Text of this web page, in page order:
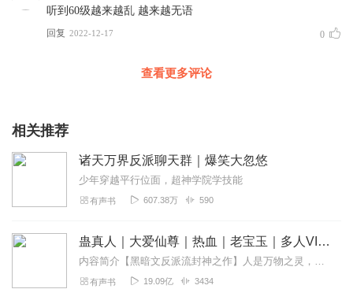
听到60级越来越乱 越来越无语
回复 2022-12-17 0
查看更多评论
相关推荐
诸天万界反派聊天群｜爆笑大忽悠
少年穿越平行位面，超神学院学技能
有声书 607.38万 590
蛊真人｜大爱仙尊｜热血｜老宝玉｜多人VIP免费有声剧
内容简介【黑暗文反派流封神之作】人是万物之灵，蛊是天地真精。一个穿越者不断重生的故事。一个养蛊、炼蛊、用蛊的奇特世界。配音组（男角色）老宝玉旁白...
有声书 19.09亿 3434